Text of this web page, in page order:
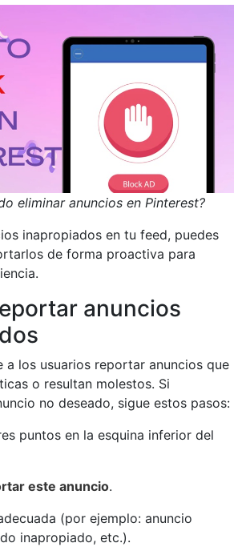
eliminar anuncios en Pinterest?
inapropiados en tu feed, puedes
de forma proactiva para
anuncios
a los usuarios reportar anuncios que
o resultan molestos. Si
no deseado, sigue estos pasos:
puntos en la esquina inferior del
este anuncio.
(por ejemplo: anuncio
inapropiado, etc.).